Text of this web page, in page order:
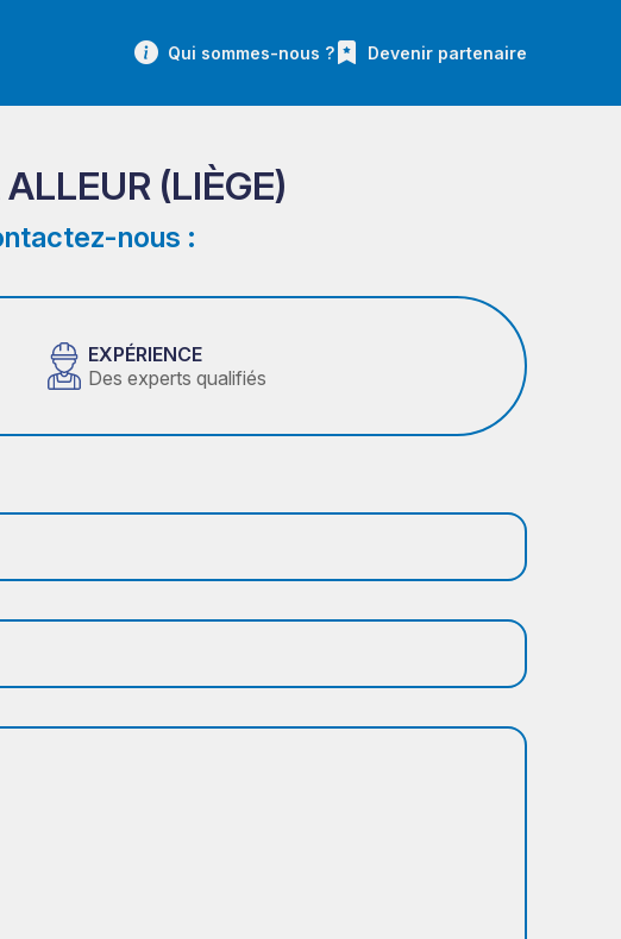
Qui sommes-nous ? Devenir partenaire
(LIÈGE)
nous :
EXPÉRIENCE
Des experts qualifiés